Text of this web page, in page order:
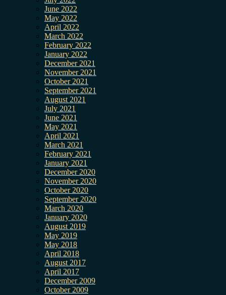
June 2022
May 2022
April 2022
March 2022
February 2022
January 2022
December 2021
November 2021
October 2021
September 2021
August 2021
July 2021
June 2021
May 2021
April 2021
March 2021
February 2021
January 2021
December 2020
November 2020
October 2020
September 2020
March 2020
January 2020
August 2019
May 2019
May 2018
April 2018
August 2017
April 2017
December 2009
October 2009